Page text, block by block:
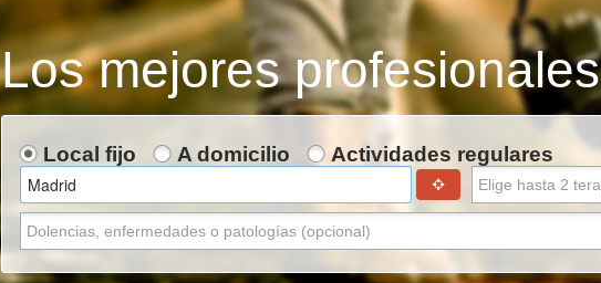
Local fijo A domicilio Actividades regulares
Los mejores profesionales